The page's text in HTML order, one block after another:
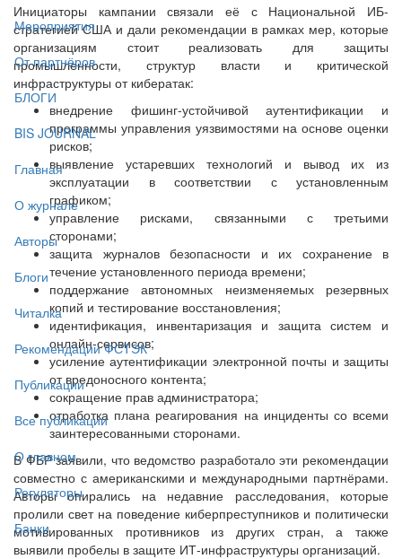
Мероприятия
От партнёров
БЛОГИ
BIS JOURNAL
Главная
О журнале
Авторы
Блоги
Читалка
Рекомендации ФСТЭК
Публикации
Все публикации
О главном
Регуляторы
Банки
Инициаторы кампании связали её с Национальной ИБ-
стратегией США и дали рекомендации в рамках мер, которые
организациям стоит реализовать для защиты
промышленности, структур власти и критической
инфраструктуры от кибератак:
внедрение фишинг-устойчивой аутентификации и
программы управления уязвимостями на основе оценки
рисков;
выявление устаревших технологий и вывод их из
эксплуатации в соответствии с установленным
графиком;
управление рисками, связанными с третьими
сторонами;
защита журналов безопасности и их сохранение в
течение установленного периода времени;
поддержание автономных неизменяемых резервных
копий и тестирование восстановления;
идентификация, инвентаризация и защита систем и
онлайн-сервисов;
усиление аутентификации электронной почты и защиты
от вредоносного контента;
сокращение прав администратора;
отработка плана реагирования на инциденты со всеми
заинтересованными сторонами.
В ФБР заявили, что ведомство разработало эти рекомендации
совместно с американскими и международными партнёрами.
Авторы опирались на недавние расследования, которые
пролили свет на поведение киберпреступников и политически
мотивированных противников из других стран, а также
выявили пробелы в защите ИТ-инфраструктуры организаций.